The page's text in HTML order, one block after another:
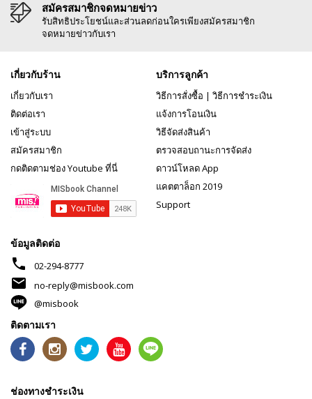
สมัครสมาชิกจดหมายข่าว
รับสิทธิประโยชน์และส่วนลดก่อนใครเพียงสมัครสมาชิก
จดหมายข่าวกับเรา
เกี่ยวกับร้าน
เกี่ยวกับเรา
ติดต่อเรา
เข้าสู่ระบบ
สมัครสมาชิก
กดติดตามช่อง Youtube ที่นี่
บริการลูกค้า
วิธีการสั่งซื้อ | วิธีการชำระเงิน
แจ้งการโอนเงิน
วิธีจัดส่งสินค้า
ตรวจสอบถานะการจัดส่ง
ดาวน์โหลด App
แคตตาล็อก 2019
Support
ข้อมูลติดต่อ
phone 02-294-8777
mail
no-reply@misbook.com
@misbook
ติดตามเรา
ช่องทางชำระเงิน